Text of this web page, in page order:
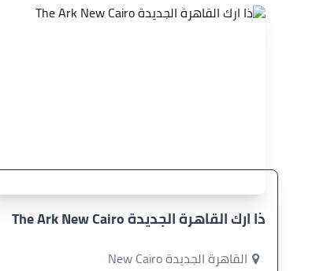
ذا ارك القاهرة الجديدة The Ark New Cairo
القاهرة الجديدة New Cairo